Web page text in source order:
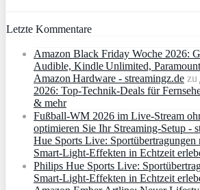
Letzte Kommentare
Amazon Black Friday Woche 2026:
Audible, Kindle Unlimited,
Amazon Hardware - streamingz.de zu
2026: Top-Technik-Deals für
& mehr
Fußball-WM 2026 im Live-Stream
optimieren Sie Ihr Streaming-Setup -
Hue Sports Live: Sportübertragungen
Smart‑Light‑Effekten in Echtzeit
Philips Hue Sports Live:
Smart‑Light‑Effekten in Echtzeit